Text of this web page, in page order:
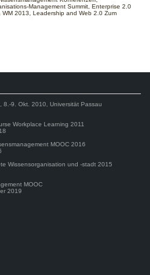
Management Summit, Enterprise 2.0
2013, Leadership and Web 2.0 Zum
8.-9. Okt. 2010, Universität Passau
Workplace Learning 2011
MOOC 2016
Wissensorganisation und -stadt 2015
MOOC
2019